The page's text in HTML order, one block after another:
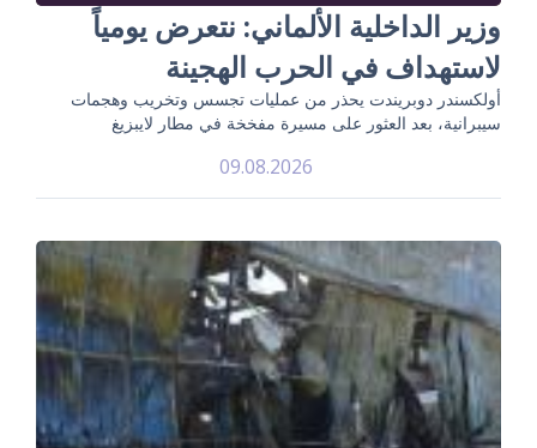
وزير الداخلية الألماني: نتعرض يومياً
لاستهداف في الحرب الهجينة
أولكسندر دوبريندت يحذر من عمليات تجسس وتخريب وهجمات
سيبرانية، بعد العثور على مسيرة مفخخة في مطار لايبزيغ
09.08.2026